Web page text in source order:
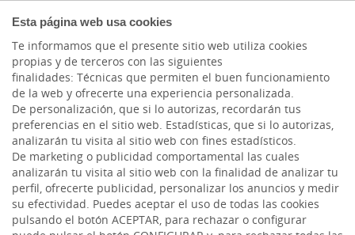
Esta página web usa cookies
Te informamos que el presente sitio web utiliza cookies
propias y de terceros con las siguientes
finalidades: Técnicas que permiten el buen funcionamiento
de la web y ofrecerte una experiencia personalizada.
De personalización, que si lo autorizas, recordarán tus
preferencias en el sitio web. Estadísticas, que si lo autorizas,
analizarán tu visita al sitio web con fines estadísticos.
De marketing o publicidad comportamental las cuales
analizarán tu visita al sitio web con la finalidad de analizar tu
perfil, ofrecerte publicidad, personalizar los anuncios y medir
su efectividad. Puedes aceptar el uso de todas las cookies
pulsando el botón ACEPTAR, para rechazar o configurar
Cargando contenido, por favor espere...